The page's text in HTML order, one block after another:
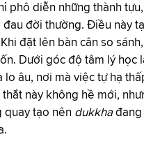
phô diễn những thành
đau đời thường. Điều này
đặt lên bàn cân so
Dưới góc độ tâm lý học
lo âu, nơi mà việc tự hạ
này không hề mới,
quay tạo nên dukkhađang